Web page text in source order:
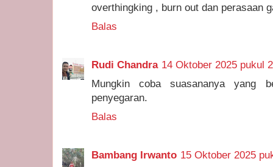
overthingking , burn out dan perasaan
Balas
Rudi Chandra 14 Oktober 2025 pukul
Mungkin coba suasananya yang
penyegaran.
Balas
Bambang Irwanto 15 Oktober 2025